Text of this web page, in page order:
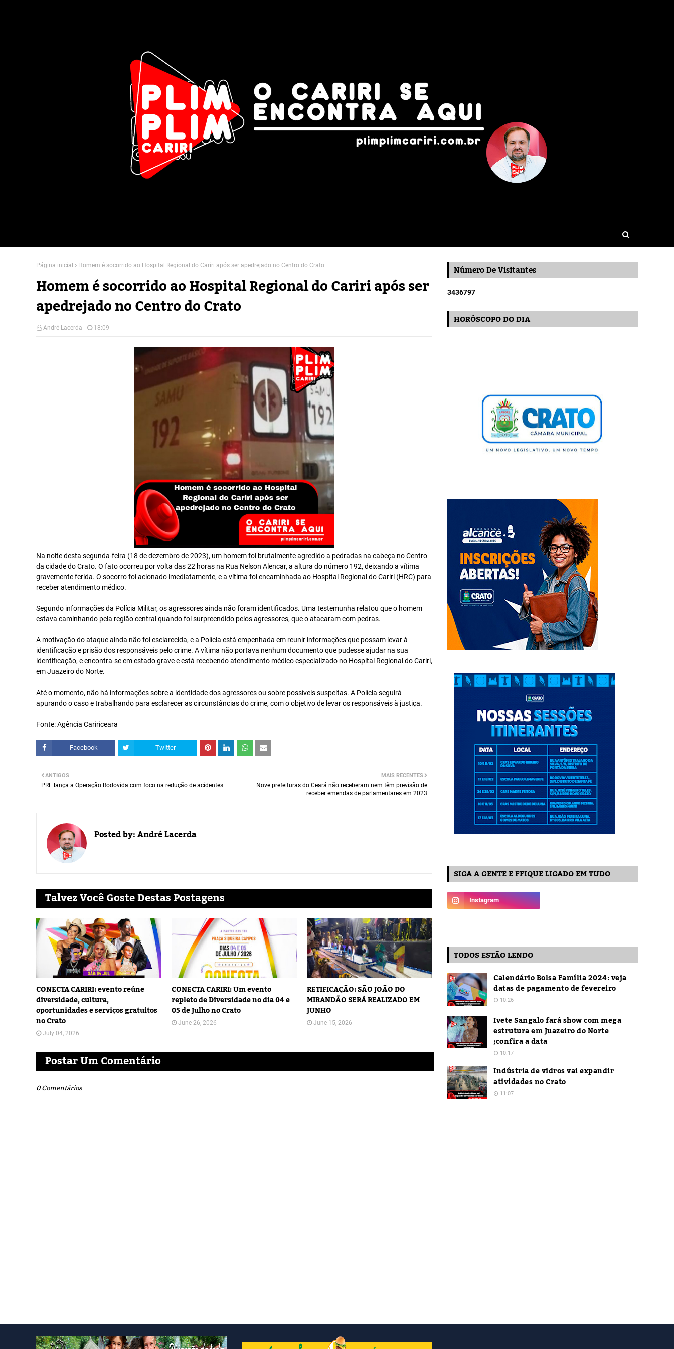
Página inicial Homem é socorrido ao Hospital Regional do Cariri após ser apedrejado no Centro do Crato
Homem é socorrido ao Hospital Regional do Cariri após ser
apedrejado no Centro do Crato
André Lacerda 18:09
Na noite desta segunda-feira (18 de dezembro de 2023), um homem foi brutalmente agredido a pedradas na cabeça no Centro
da cidade do Crato. O fato ocorreu por volta das 22 horas na Rua Nelson Alencar, a altura do número 192, deixando a vítima
gravemente ferida. O socorro foi acionado imediatamente, e a vítima foi encaminhada ao Hospital Regional do Cariri (HRC) para
receber atendimento médico.
Segundo informações da Polícia Militar, os agressores ainda não foram identificados. Uma testemunha relatou que o homem
estava caminhando pela região central quando foi surpreendido pelos agressores, que o atacaram com pedras.
A motivação do ataque ainda não foi esclarecida, e a Polícia está empenhada em reunir informações que possam levar à
identificação e prisão dos responsáveis pelo crime. A vítima não portava nenhum documento que pudesse ajudar na sua
identificação, e encontra-se em estado grave e está recebendo atendimento médico especializado no Hospital Regional do Cariri,
em Juazeiro do Norte.
Até o momento, não há informações sobre a identidade dos agressores ou sobre possíveis suspeitas. A Polícia seguirá
apurando o caso e trabalhando para esclarecer as circunstâncias do crime, com o objetivo de levar os responsáveis à justiça.
Fonte: Agência Caririceara
Facebook Twitter
MAIS RECENTES
Nove prefeituras do Ceará não receberam nem têm previsão de
receber emendas de parlamentares em 2023
ANTIGOS
PRF lança a Operação Rodovida com foco na redução de acidentes
Posted by:André Lacerda
Talvez Você Goste Destas Postagens
CONECTA CARIRI: evento reúne
diversidade, cultura,
oportunidades e serviços gratuitos
no Crato
July 04, 2026
CONECTA CARIRI: Um evento
repleto de Diversidade no dia 04 e
05 de Julho no Crato
June 26, 2026
RETIFICAÇÃO: SÃO JOÃO DO
MIRANDÃO SERÁ REALIZADO EM
JUNHO
June 15, 2026
Postar Um Comentário
0 Comentários
Número De Visitantes
3436797
HORÓSCOPO DO DIA
SIGA A GENTE E FFIQUE LIGADO EM TUDO
TODOS ESTÃO LENDO
Calendário Bolsa Família 2024: veja
datas de pagamento de fevereiro
10:26
Ivete Sangalo fará show com mega
estrutura em Juazeiro do Norte
;confira a data
10:17
Indústria de vidros vai expandir
atividades no Crato
11:07